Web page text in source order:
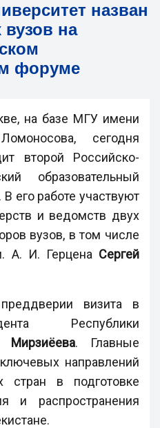
назван
на
форуме
на базе МГУ имени
сегодня
второй Российско-
образовательный
его работе участвуют
и ведомств двух
вузов, в том числе
А. И. Герцена Сергей
визита в
Республики
Мирзиёева. Главные
направлений
стран в подготовке
и распространения